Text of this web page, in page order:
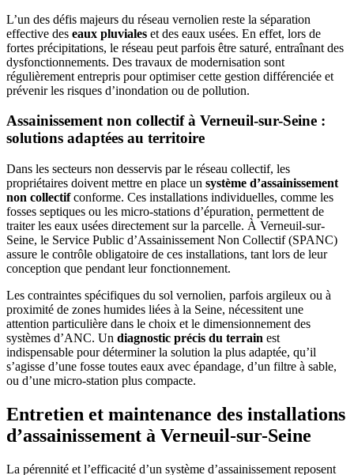
L’un des défis majeurs du réseau vernolien reste la séparation
effective des eaux pluviales et des eaux usées. En effet, lors de
fortes précipitations, le réseau peut parfois être saturé, entraînant des
dysfonctionnements. Des travaux de modernisation sont
régulièrement entrepris pour optimiser cette gestion différenciée et
prévenir les risques d’inondation ou de pollution.
Assainissement non collectif à Verneuil-sur-Seine :
solutions adaptées au territoire
Dans les secteurs non desservis par le réseau collectif, les
propriétaires doivent mettre en place un système d’assainissement
non collectifconforme. Ces installations individuelles, comme les
fosses septiques ou les micro-stations d’épuration, permettent de
traiter les eaux usées directement sur la parcelle. À Verneuil-sur-
Seine, le Service Public d’Assainissement Non Collectif (SPANC)
assure le contrôle obligatoire de ces installations, tant lors de leur
conception que pendant leur fonctionnement.
Les contraintes spécifiques du sol vernolien, parfois argileux ou à
proximité de zones humides liées à la Seine, nécessitent une
attention particulière dans le choix et le dimensionnement des
systèmes d’ANC. Un diagnostic précis du terrain est
indispensable pour déterminer la solution la plus adaptée, qu’il
s’agisse d’une fosse toutes eaux avec épandage, d’un filtre à sable,
ou d’une micro-station plus compacte.
Entretien et maintenance des installations
d’assainissement à Verneuil-sur-Seine
La pérennité et l’efficacité d’un système d’assainissement reposent